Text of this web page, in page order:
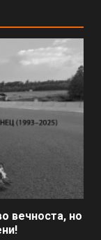
вечноста, но